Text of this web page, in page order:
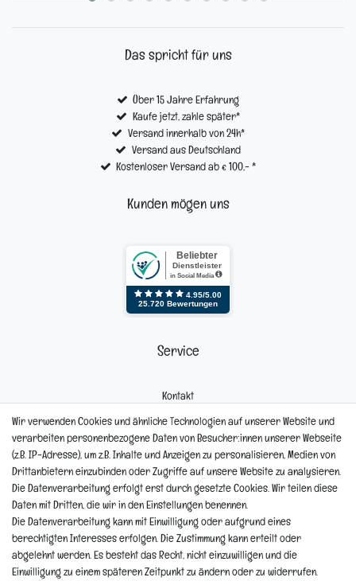
Das spricht für uns
Über 15 Jahre Erfahrung
Kaufe jetzt, zahle später*
Versand innerhalb von 24h*
Versand aus Deutschland
Kostenloser Versand ab € 100,- *
Kunden mögen uns
Service
Kontakt
Reklamation
Informationen
Hinweis zur Entsorgung von Altbaterien
Wir verwenden Cookies und ähnliche Technologien auf unserer Website und
verarbeiten personenbezogene Daten von Besucher:innen unserer Webseite
(z.B. IP-Adresse), um z.B. Inhalte und Anzeigen zu personalisieren, Medien von
Drittanbietern einzubinden oder Zugriffe auf unsere Website zu analysieren.
Die Datenverarbeitung erfolgt erst durch gesetzte Cookies. Wir teilen diese
Daten mit Dritten, die wir in den Einstellungen benennen.
Die Datenverarbeitung kann mit Einwilligung oder aufgrund eines
berechtigten Interesses erfolgen. Die Zustimmung kann erteilt oder
abgelehnt werden. Es besteht das Recht, nicht einzuwilligen und die
Einwilligung zu einem späteren Zeitpunkt zu ändern oder zu widerrufen.